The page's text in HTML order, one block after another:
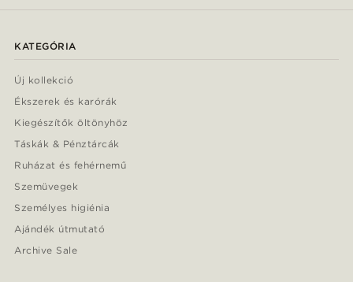
KATEGÓRIA
Új kollekció
Ékszerek és karórák
Kiegészítők öltönyhöz
Táskák & Pénztárcák
Ruházat és fehérnemű
Szemüvegek
Személyes higiénia
Ajándék útmutató
Archive Sale